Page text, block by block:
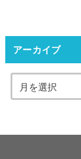
アーカイブ